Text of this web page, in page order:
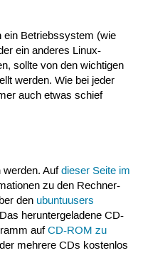
Betriebssystem (wie
ein anderes Linux-
sollte von den wichtigen
werden. Wie bei jeder
auch etwas schief
werden. Aufdieser Seite im
zu den Rechner-
den ubuntuusers
heruntergeladene CD-
aufCD-ROM zu
mehrere CDs kostenlos